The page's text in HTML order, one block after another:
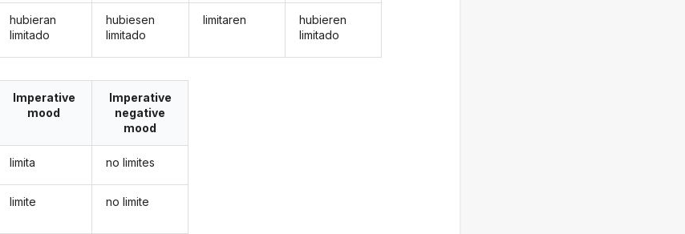
hubieran
limitado
hubiesen
limitado
limitaren
hubieren
limitado
Imperative
mood
limita
limite
Imperative
negative
mood
no limites
no limite